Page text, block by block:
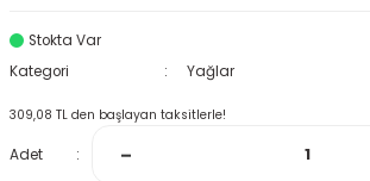
Stokta Var
Kategori
Yağlar
309,08 TL den başlayan taksitlerle!
Adet